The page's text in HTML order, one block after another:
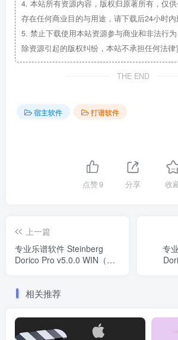
4. 本站所有资源内容，版权归原著所有，仅
存在任何商业目的与用途，请下载后24小时内
5. 禁止下载使用本站资源参与商业和非法行
除资源引起的版权纠纷，本站不承担任何法律
THE END
宿主软件 打谱软件
点赞9 分享 收
上一篇
专业乐谱软件 Steinberg
Dorico Pro v5.0.0 WIN（含
专
相关推荐